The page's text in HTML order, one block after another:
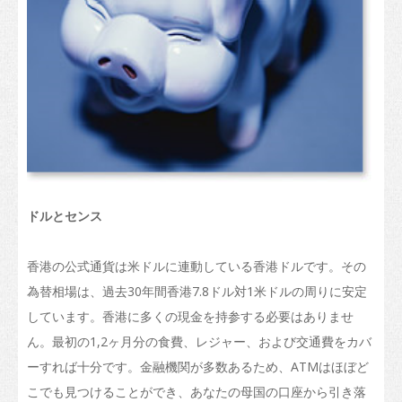
香港教育機関向けカレンダー
その他の教育オプション
香港での生活
到着
宿泊施設
サポートサービス
ドルとセンス
香港の公式通貨は米ドルに連動している香港ドルです。その
為替相場は、過去30年間香港7.8ドル対1米ドルの周りに安定
しています。香港に多くの現金を持参する必要はありませ
ん。最初の1,2ヶ月分の食費、レジャー、および交通費をカバ
ーすれば十分です。金融機関が多数あるため、ATMはほぼど
こでも見つけることができ、あなたの母国の口座から引き落